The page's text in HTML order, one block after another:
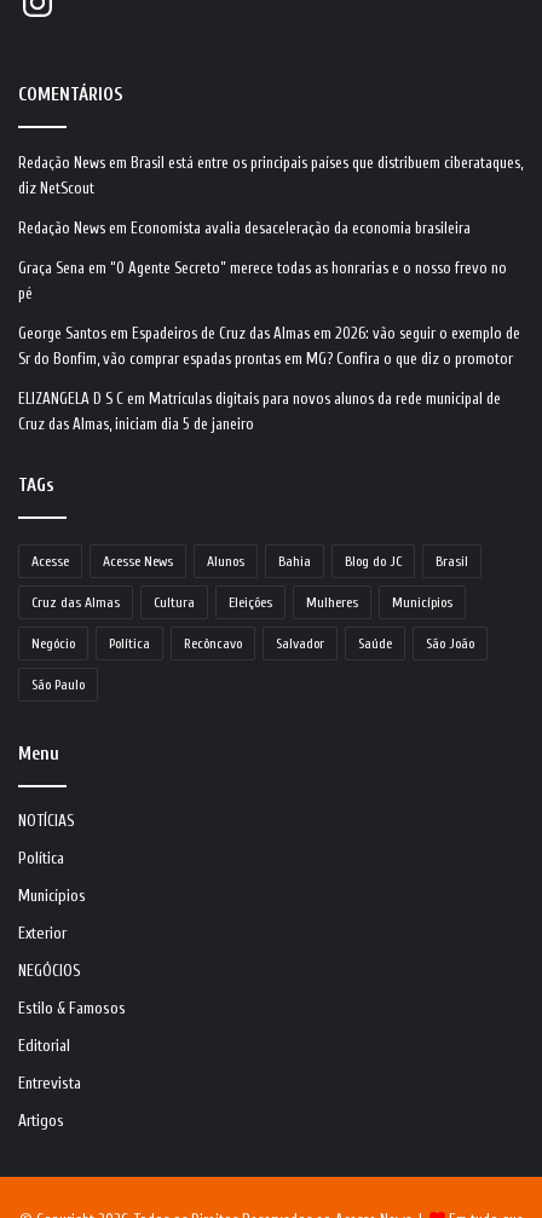
COMENTÁRIOS
Redação News em Brasil está entre os principais países que distribuem ciberataques,
diz NetScout
Redação News em Economista avalia desaceleração da economia brasileira
Graça Sena em “O Agente Secreto” merece todas as honrarias e o nosso frevo no
pé
George Santos em Espadeiros de Cruz das Almas em 2026: vão seguir o exemplo de
Sr do Bonfim, vão comprar espadas prontas em MG? Confira o que diz o promotor
ELIZANGELA D S C em Matrículas digitais para novos alunos da rede municipal de
Cruz das Almas, iniciam dia 5 de janeiro
TAGs
Acesse Acesse News Alunos Bahia Blog do JC Brasil
Cruz das Almas Cultura Eleições Mulheres Municípios
Negócio Política Recôncavo Salvador Saúde São João
São Paulo
Menu
NOTÍCIAS
Política
Municípios
Exterior
NEGÓCIOS
Estilo & Famosos
Editorial
Entrevista
Artigos